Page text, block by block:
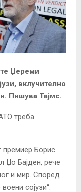
Џереми
вклучително
Пишува Тајмс.
треба
премиер Борис
Џо Бајден, рече
и мир. Според
сојузи“.